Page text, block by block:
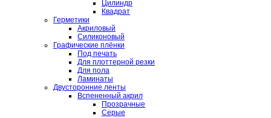
Цилиндр
Квадрат
Герметики
Акриловый
Силиконовый
Графические плёнки
Под печать
Для плоттерной резки
Для пола
Ламинаты
Двусторонние ленты
Вспененный акрил
Прозрачные
Серые